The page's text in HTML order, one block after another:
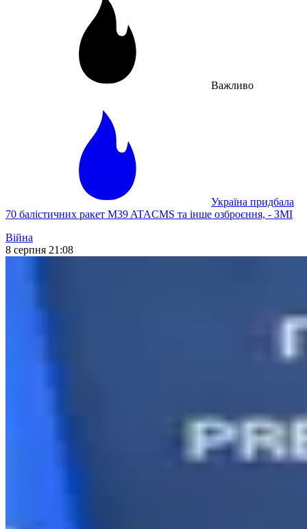
Важливо
Україна придбала
70 балістичних ракет M39 ATACMS та інше озброєння, - ЗМІ
Війна
8 серпня 21:08